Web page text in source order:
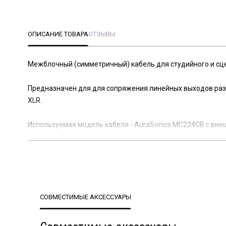
ОПИСАНИЕ ТОВАРАОТЗЫВЫ
Межблочный (симметричный) кабель для студийного и
Предназначен для для сопряжения линейных выходов
XLR.
Используемая модель кабеля - AuraSonics MC224CB с
Каждый из проводников кабеля помимо качественной
Износостойкое PVC покрытие гарантирует высокую
Кабель оснащён раъёмами XLR AuraSonics X3M-B с
СОВМЕСТИМЫЕ АКСЕССУАРЫ